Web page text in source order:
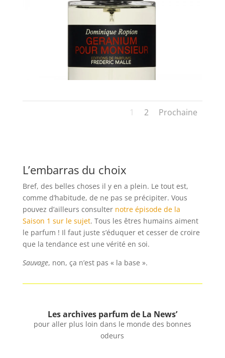
1 2 Prochaine
L’embarras du choix
Bref, des belles choses il y en a plein. Le tout est,
comme d’habitude, de ne pas se précipiter. Vous
pouvez d’ailleurs consulter notre épisode de la
Saison 1 sur le sujet. Tous les êtres humains aiment
le parfum ! Il faut juste s’éduquer et cesser de croire
que la tendance est une vérité en soi.
Sauvage, non, ça n’est pas « la base ».
Les archives parfum de La News’
pour aller plus loin dans le monde des bonnes
odeurs